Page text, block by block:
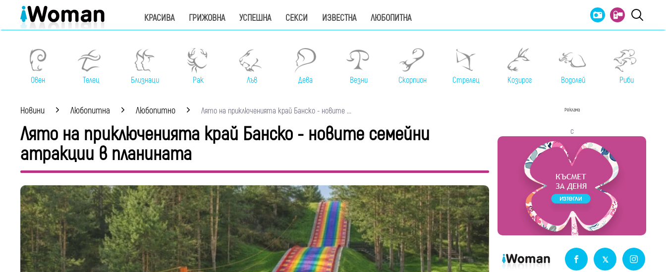
КРАСИВА ГРИЖОВНА УСПЕШНА СЕКСИ ИЗВЕСТНА ЛЮБОПИТНА
Овен Телец Близнаци Рак Лъв Дева Везни Скорпион Стрелец Козирог Водолей Риби
Новини Любопитна Любопитно Лято на приключенията край Банско - новите ...
Лято на приключенията край Банско - новите семейни
атракции в планината
Реклама
с